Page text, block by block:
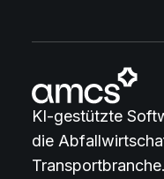
KI-gestützte
die
Transportbranche.